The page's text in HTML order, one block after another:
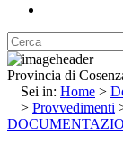
Provincia di
Sei in: Home >
> Provvedimenti